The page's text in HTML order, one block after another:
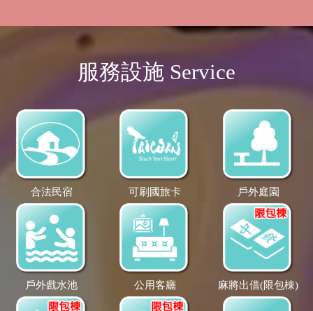
服務設施 Service
合法民宿 可刷國旅卡 戶外庭園
戶外戲水池 公用客廳 麻將出借(限包棟)